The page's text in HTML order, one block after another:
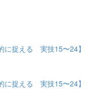
捉える 実技15〜24】
捉える 実技15〜24】